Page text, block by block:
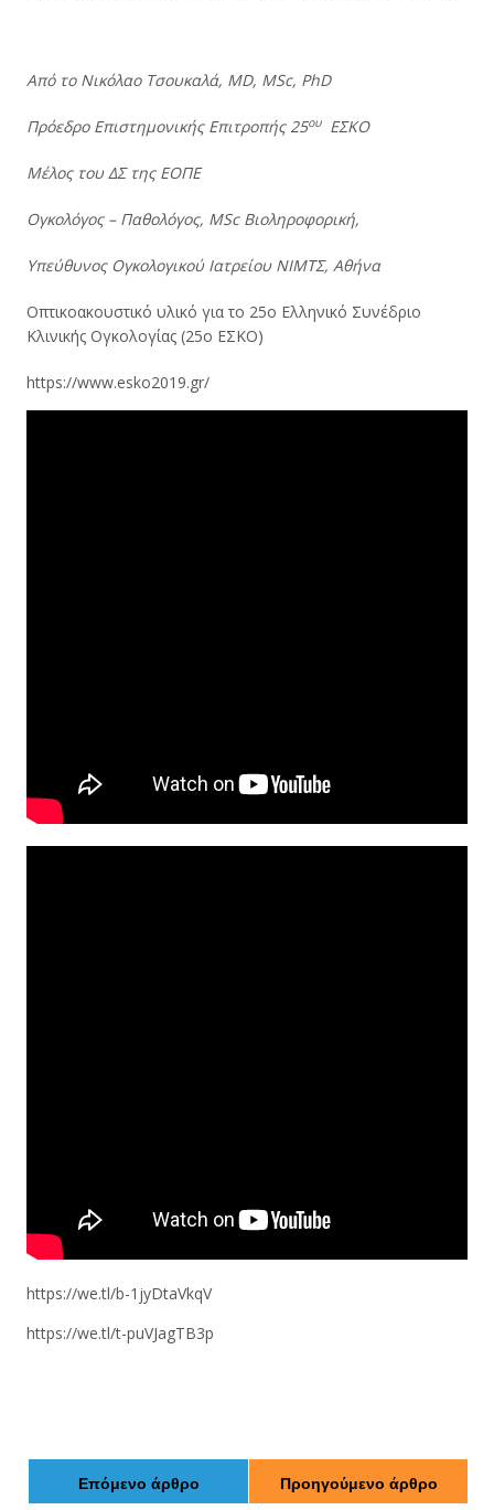
Από το Νικόλαο Τσουκαλά, MD, MSc, PhD
Πρόεδρο Επιστημονικής Επιτροπής 25ουΕΣΚΟ
Μέλος του ΔΣ της ΕΟΠΕ
Ογκολόγος – Παθολόγος, MScΒιοληροφορική,
Υπεύθυνος Ογκολογικού Ιατρείου ΝΙΜΤΣ, Αθήνα
Οπτικοακουστικό υλικό για το 25ο Ελληνικό Συνέδριο
Κλινικής Ογκολογίας (25ο ΕΣΚΟ)
https://www.esko2019.gr/
https://we.tl/b-1jyDtaVkqV
https://we.tl/t-puVJagTB3p
Προηγούμενο άρθρο
Επόμενο άρθρο